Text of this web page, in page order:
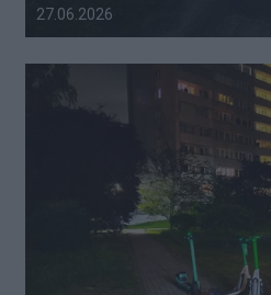
Data dodania galerii:
27.06.2026